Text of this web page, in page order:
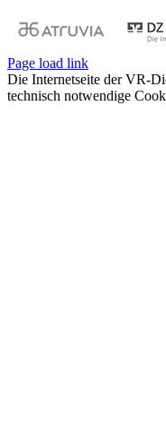
Page load link
Die Internetseite der VR-
technisch notwendige